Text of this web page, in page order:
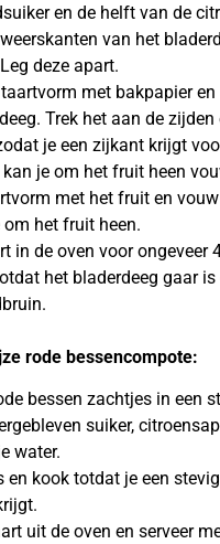
en de helft van de
van het
deze apart.
met bakpapier en
Trek het aan de zijden
je een zijkant krijgt
je om het fruit heen
met het fruit en
om het fruit heen.
in de oven voor ongeveer
het bladerdeeg gaar is
rode bessencompote:
bessen zachtjes in een
suiker,
water.
en kook totdat je een
uit de oven en serveer